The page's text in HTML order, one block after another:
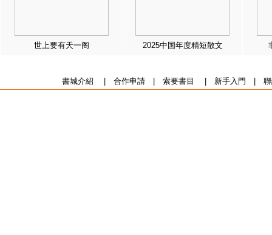
世上要有天一阁 2025中国年度精短散文
書城介紹 合作申請| 索要書目 新手入門